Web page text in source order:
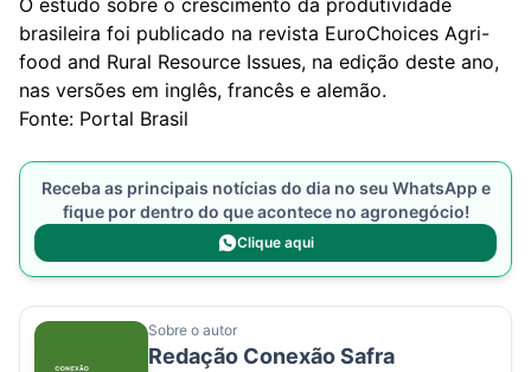
O estudo sobre o crescimento da produtividade
brasileira foi publicado na revista EuroChoices Agri-
food and Rural Resource Issues, na edição deste ano,
nas versões em inglês, francês e alemão.
Fonte: Portal Brasil
Receba as principais notícias do dia no seu WhatsApp e
fique por dentro do que acontece no agronegócio!
Clique aqui
Sobre o autor
Redação Conexão Safra